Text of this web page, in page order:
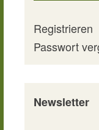
Registrieren
Passwort
Newsletter